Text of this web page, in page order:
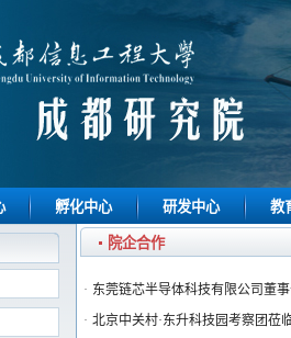
孵化中心 研发中心 教
院企合作
· 东莞链芯半导体科技有限公司董
· 北京中关村·东升科技园考察团莅